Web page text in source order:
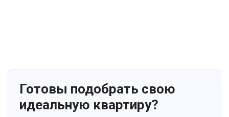
Готовы подобрать свою
идеальную квартиру?